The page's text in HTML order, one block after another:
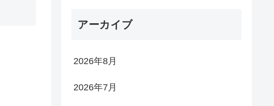
アーカイブ
2026年8月
2026年7月